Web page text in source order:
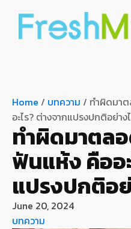
Home / บทความ / ทำผิดมา
อะไร? ต่างจากแปรงปกติอย่าง
ทำผิดมาตล
ฟันแห้ง คืออ
แปรงปกติอย่
June 20, 2024
บทความ